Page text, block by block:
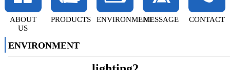
ABOUT
US
PRODUCTS ENVIRONMENTMESSAGE CONTACT
ENVIRONMENT